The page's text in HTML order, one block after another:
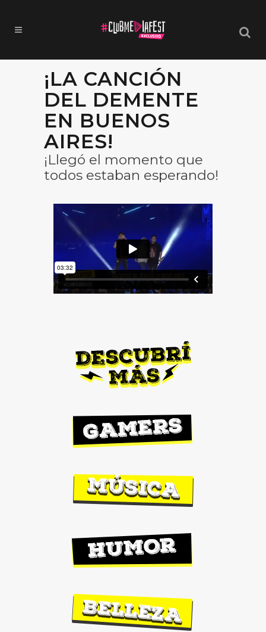
¡LA CANCIÓN
DEL DEMENTE
EN BUENOS
AIRES!
¡Llegó el momento que
todos estaban esperando!